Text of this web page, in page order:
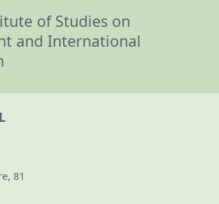
of Studies on
and International
81